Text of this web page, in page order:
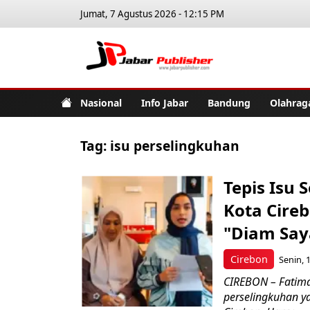
Jumat, 7 Agustus 2026 - 12:15 PM
Nasional Info Jabar Bandung
Tag: isu perselingkuhan
Cirebon
Tepis Isu
Kota
"Diam
Senin,
CIREBON –
perselingkuhan